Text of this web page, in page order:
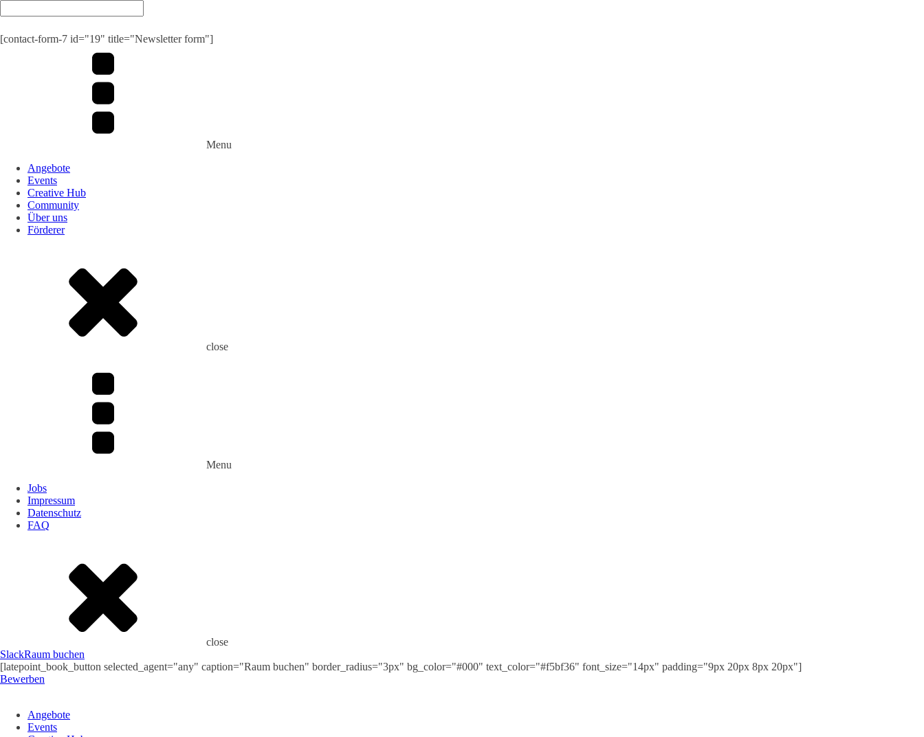
[contact-form-7 id="19" title="Newsletter form"]
Menu
Angebote
Events
Creative Hub
Community
Über uns
Förderer
close
Menu
Jobs
Impressum
Datenschutz
FAQ
close
SlackRaum buchen
[latepoint_book_button selected_agent="any" caption="Raum buchen" border_radius="3px" bg_color="#000" text_color="#f5bf36" font_size="14px" padding="9px 20px 8px 20px"]
Bewerben
Angebote
Events